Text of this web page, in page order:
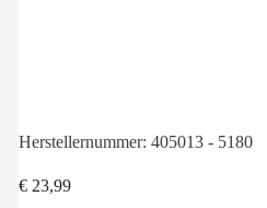
Herstellernummer: 405013 - 5180
€ 23,99